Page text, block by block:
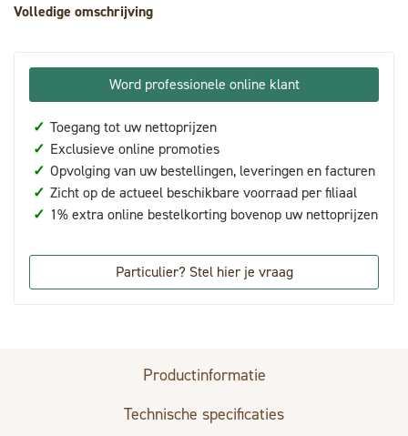
Volledige omschrijving
Word professionele online klant
✓ Toegang tot uw nettoprijzen
✓ Exclusieve online promoties
✓ Opvolging van uw bestellingen, leveringen en facturen
✓ Zicht op de actueel beschikbare voorraad per filiaal
✓ 1% extra online bestelkorting bovenop uw nettoprijzen
Particulier? Stel hier je vraag
Productinformatie
Technische specificaties